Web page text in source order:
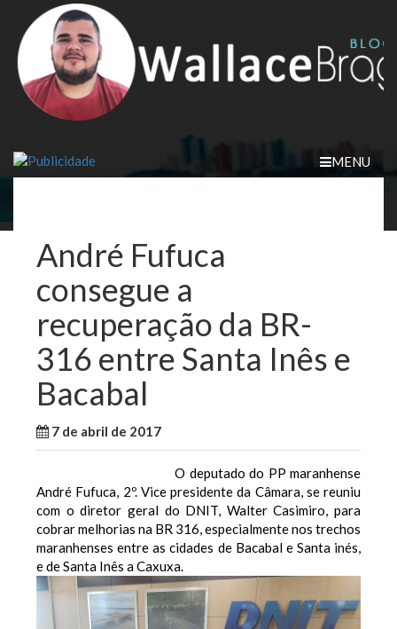
content
MENU
André Fufuca
consegue a
recuperação da BR-
316 entre Santa Inês e
Bacabal
7 de abril de 2017
O deputado do PP maranhense
André Fufuca, 2º. Vice presidente da Câmara, se reuniu
com o diretor geral do DNIT, Walter Casimiro, para
cobrar melhorias na BR 316, especialmente nos trechos
maranhenses entre as cidades de Bacabal e Santa inés,
e de Santa Inês a Caxuxa.